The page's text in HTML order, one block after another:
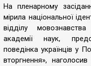
На пленарному
мірила національної
відділу
академії наук,
поведінка українців у
вторгнення»,